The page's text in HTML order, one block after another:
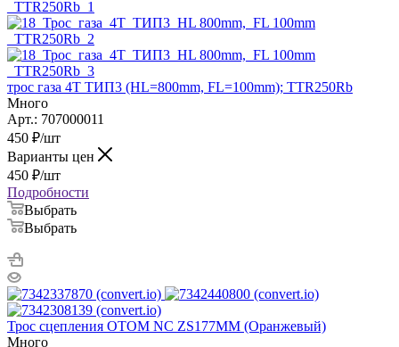
трос газа 4Т ТИП3 (HL=800mm, FL=100mm); TTR250Rb
Много
Арт.: 707000011
450 ₽/шт
Варианты цен
450 ₽/шт
Подробности
Выбрать
Выбрать
Трос сцепления OTOM NC ZS177MM (Оранжевый)
Много